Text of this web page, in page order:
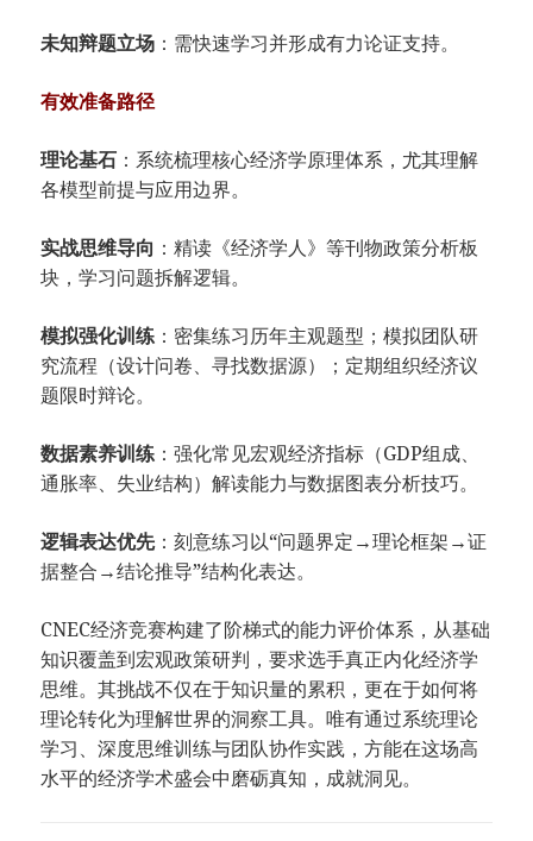
​未知辩题立场​ ​：需快速学习并形成有力论证支持。
​有效准备路径​
​理论基石​ ​：系统梳理核心经济学原理体系，尤其理解
各模型前提与应用边界。
​实战思维导向​ ​：精读《经济学人》等刊物政策分析板
块，学习问题拆解逻辑。
​模拟强化训练​ ​：密集练习历年主观题型；模拟团队研
究流程（设计问卷、寻找数据源）；定期组织经济议
题限时辩论。
​数据素养训练​ ​：强化常见宏观经济指标（GDP组成、
通胀率、失业结构）解读能力与数据图表分析技巧。
​逻辑表达优先​​：刻意练习以“问题界定→理论框架→证
据整合→结论推导”结构化表达。
CNEC经济竞赛构建了阶梯式的能力评价体系，从基础
知识覆盖到宏观政策研判，要求选手真正内化经济学
思维。其挑战不仅在于知识量的累积，更在于如何将
理论转化为理解世界的洞察工具。唯有通过系统理论
学习、深度思维训练与团队协作实践，方能在这场高
水平的经济学术盛会中磨砺真知，成就洞见。